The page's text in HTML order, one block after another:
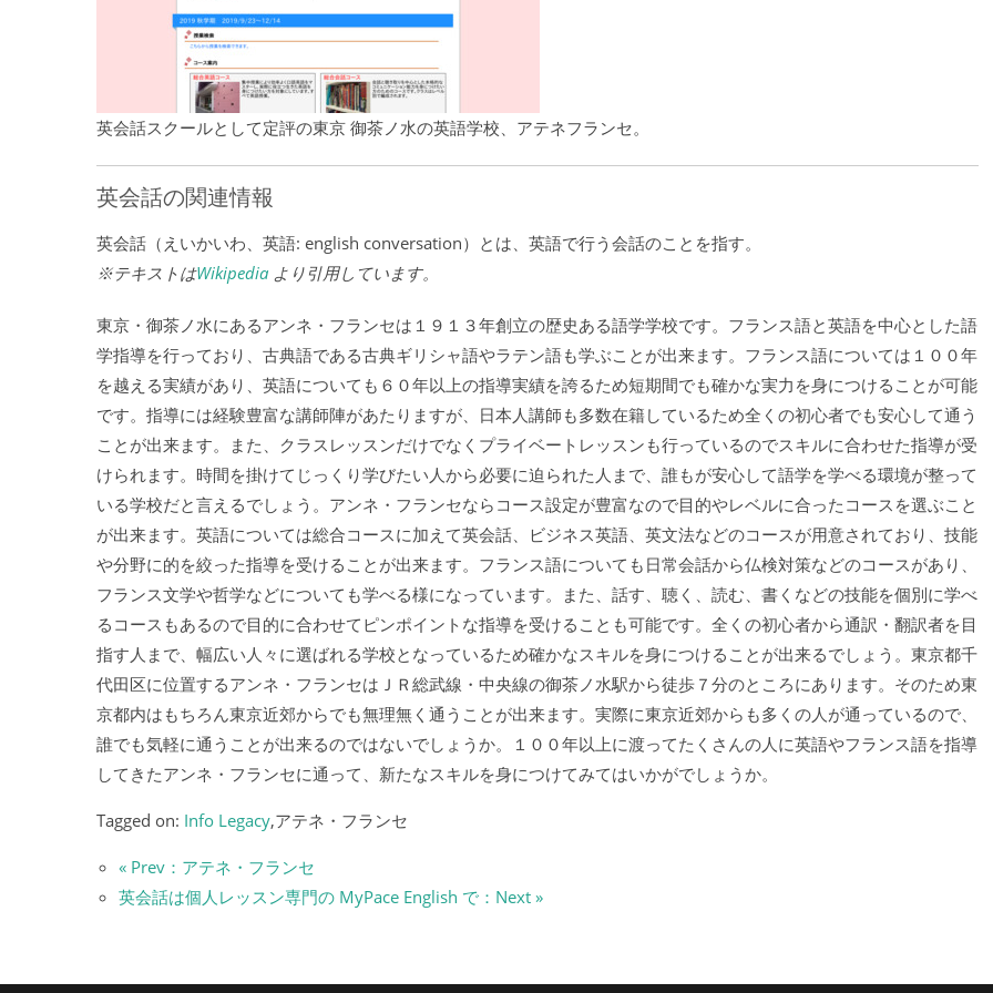
英会話スクールとして定評の東京 御茶ノ水の英語学校、アテネフランセ。
英会話の関連情報
英会話（えいかいわ、英語: english conversation）とは、英語で行う会話のことを指す。
※テキストはWikipedia より引用しています。
東京・御茶ノ水にあるアンネ・フランセは１９１３年創立の歴史ある語学学校です。フランス語と英語を中心とした語
学指導を行っており、古典語である古典ギリシャ語やラテン語も学ぶことが出来ます。フランス語については１００年
を越える実績があり、英語についても６０年以上の指導実績を誇るため短期間でも確かな実力を身につけることが可能
です。指導には経験豊富な講師陣があたりますが、日本人講師も多数在籍しているため全くの初心者でも安心して通う
ことが出来ます。また、クラスレッスンだけでなくプライベートレッスンも行っているのでスキルに合わせた指導が受
けられます。時間を掛けてじっくり学びたい人から必要に迫られた人まで、誰もが安心して語学を学べる環境が整って
いる学校だと言えるでしょう。アンネ・フランセならコース設定が豊富なので目的やレベルに合ったコースを選ぶこと
が出来ます。英語については総合コースに加えて英会話、ビジネス英語、英文法などのコースが用意されており、技能
や分野に的を絞った指導を受けることが出来ます。フランス語についても日常会話から仏検対策などのコースがあり、
フランス文学や哲学などについても学べる様になっています。また、話す、聴く、読む、書くなどの技能を個別に学べ
るコースもあるので目的に合わせてピンポイントな指導を受けることも可能です。全くの初心者から通訳・翻訳者を目
指す人まで、幅広い人々に選ばれる学校となっているため確かなスキルを身につけることが出来るでしょう。東京都千
代田区に位置するアンネ・フランセはＪＲ総武線・中央線の御茶ノ水駅から徒歩７分のところにあります。そのため東
京都内はもちろん東京近郊からでも無理無く通うことが出来ます。実際に東京近郊からも多くの人が通っているので、
誰でも気軽に通うことが出来るのではないでしょうか。１００年以上に渡ってたくさんの人に英語やフランス語を指導
してきたアンネ・フランセに通って、新たなスキルを身につけてみてはいかがでしょうか。
Tagged on: Info Legacy,アテネ・フランセ
« Prev：アテネ・フランセ
英会話は個人レッスン専門の MyPace English で：Next »